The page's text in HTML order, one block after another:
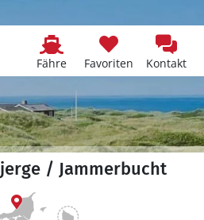
Fähre Favoriten Kontakt
/ Jammerbucht